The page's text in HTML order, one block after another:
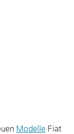
ModelleFiat